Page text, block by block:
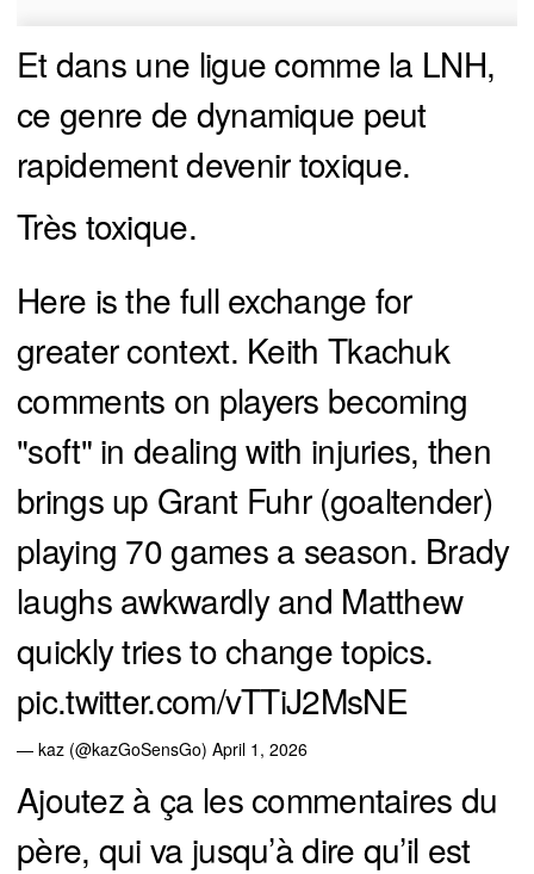
Et dans une ligue comme la LNH,
ce genre de dynamique peut
rapidement devenir toxique.
Très toxique.
Here is the full exchange for
greater context. Keith Tkachuk
comments on players becoming
"soft" in dealing with injuries, then
brings up Grant Fuhr (goaltender)
playing 70 games a season. Brady
laughs awkwardly and Matthew
quickly tries to change topics.
pic.twitter.com/vTTiJ2MsNE
— kaz (@kazGoSensGo) April 1, 2026
Ajoutez à ça les commentaires du
père, qui va jusqu’à dire qu’il est